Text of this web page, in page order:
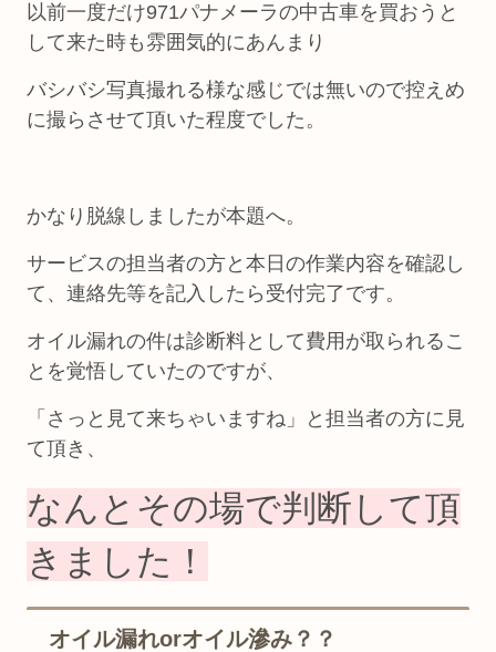
以前一度だけ971パナメーラの中古車を買おうと
して来た時も雰囲気的にあんまり
バシバシ写真撮れる様な感じでは無いので控えめ
に撮らさせて頂いた程度でした。
かなり脱線しましたが本題へ。
サービスの担当者の方と本日の作業内容を確認し
て、連絡先等を記入したら受付完了です。
オイル漏れの件は診断料として費用が取られるこ
とを覚悟していたのですが、
「さっと見て来ちゃいますね」と担当者の方に見
て頂き、
なんとその場で判断して頂
きました！
オイル漏れorオイル滲み？？